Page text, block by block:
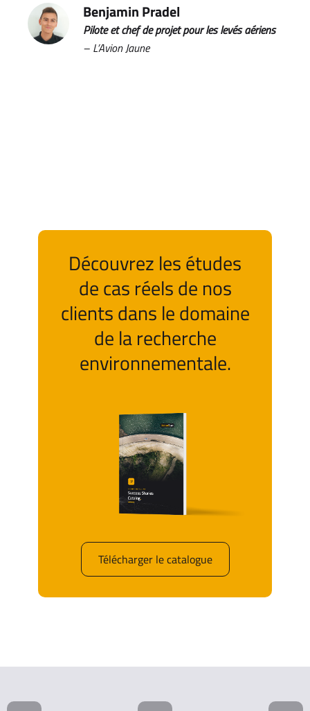
Benjamin Pradel
Pilote et chef de projet pour les levés aériens
– L’Avion Jaune
Découvrez les études
de cas réels de nos
clients dans le domaine
de la recherche
environnementale.
Télécharger le catalogue